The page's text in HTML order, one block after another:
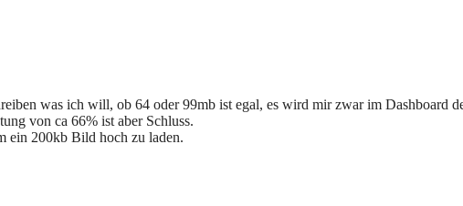
was ich will, ob 64 oder 99mb ist egal, es wird mir zwar im Dashboard
von ca 66% ist aber Schluss.
ein 200kb Bild hoch zu laden.